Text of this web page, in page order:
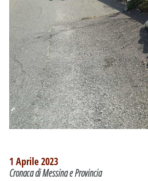
1 Aprile 2023
Cronaca di Messina e Provincia